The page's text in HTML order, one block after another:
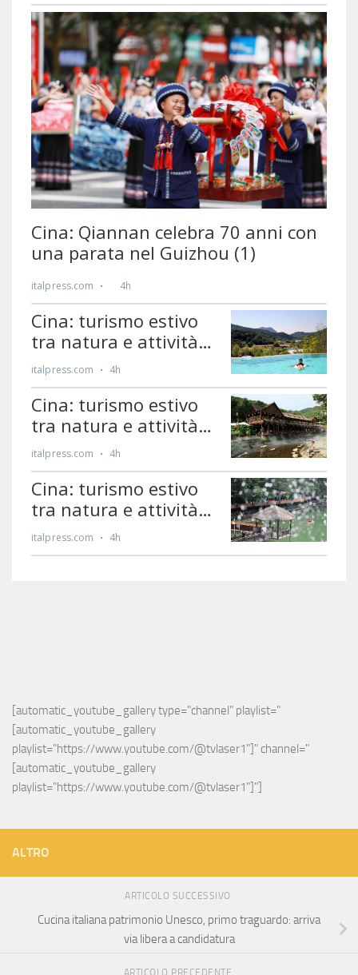
[automatic_youtube_gallery type="channel" playlist="
[automatic_youtube_gallery
playlist="https://www.youtube.com/@tvlaser1"]" channel="
[automatic_youtube_gallery
playlist="https://www.youtube.com/@tvlaser1"]"]
ALTRO
ARTICOLO SUCCESSIVO
Cucina italiana patrimonio Unesco, primo traguardo: arriva
via libera a candidatura
ARTICOLO PRECEDENTE